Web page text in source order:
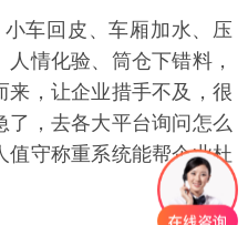
回皮、车厢加水、压
情化验、筒仓下错料，
来，让企业措手不及，很
了，去各大平台询问怎么
值守称重系统能帮企业杜